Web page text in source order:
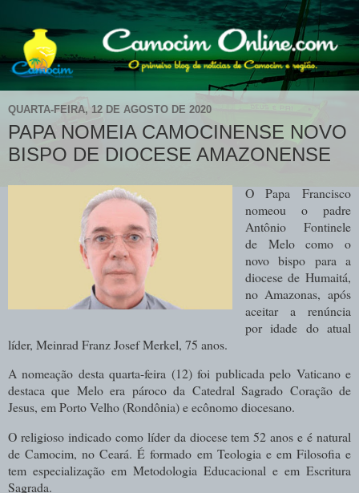
QUARTA-FEIRA, 12 DE AGOSTO DE 2020
PAPA NOMEIA CAMOCINENSE NOVO
BISPO DE DIOCESE AMAZONENSE
O Papa Francisco
nomeou o padre
Antônio Fontinele
de Melo como o
novo bispo para a
diocese de Humaitá,
no Amazonas, após
aceitar a renúncia
por idade do atual
líder, Meinrad Franz Josef Merkel, 75 anos.
A nomeação desta quarta-feira (12) foi publicada pelo Vaticano e
destaca que Melo era pároco da Catedral Sagrado Coração de
Jesus, em Porto Velho (Rondônia) e ecônomo diocesano.
O religioso indicado como líder da diocese tem 52 anos e é natural
de Camocim, no Ceará. É formado em Teologia e em Filosofia e
tem especialização em Metodologia Educacional e em Escritura
Sagrada.